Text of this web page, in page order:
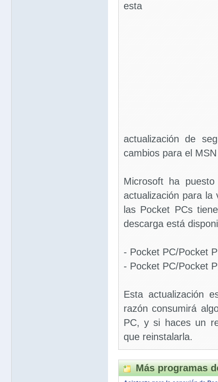
esta
actualización de
cambios para el
Microsoft ha
actualización para la
las Pocket PCs
descarga está
- Pocket PC/Pocket
- Pocket PC/Pocket
Esta actualización
razón consumirá
PC, y si haces un
que reinstalarla.
Más programas